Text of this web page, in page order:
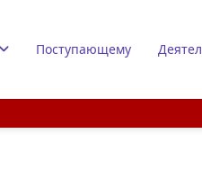
Поступающему